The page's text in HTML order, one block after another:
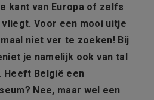
kant van Europa of zelfs
Voor een mooi uitje
niet ver te zoeken! Bij
je namelijk ook van tal
Heeft België een
Nee, maar wel een